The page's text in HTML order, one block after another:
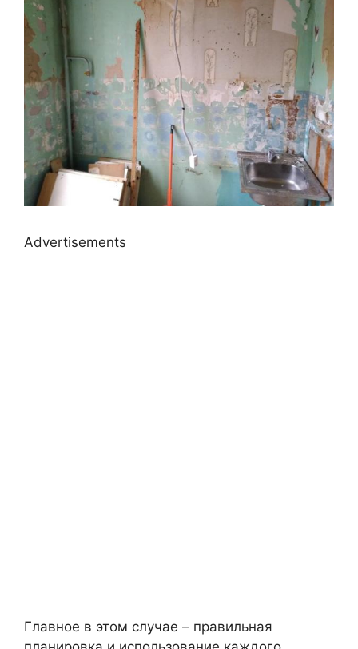
Advertisements
Главное в этом случае – правильная